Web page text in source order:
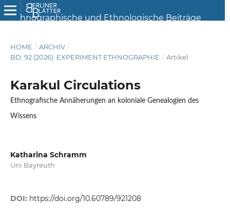
HOME / ARCHIV /
BD. 92 (2026): EXPERIMENT ETHNOGRAPHIE / Artikel
Karakul Circulations
Ethnografische Annäherungen an koloniale Genealogien des
Wissens
Katharina Schramm
Uni Bayreuth
DOI: https://doi.org/10.60789/921208